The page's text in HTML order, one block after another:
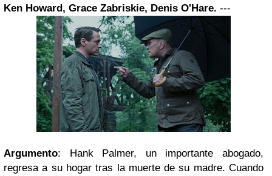
Ken Howard, Grace Zabriskie, Denis O'Hare. ---
Argumento: Hank Palmer, un importante abogado,
regresa a su hogar tras la muerte de su madre. Cuando